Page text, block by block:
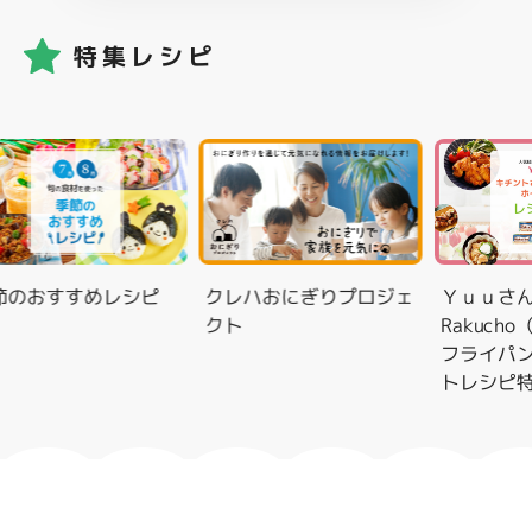
特集レシピ
すすめレシピ クレハおにぎりプロジェ
クト
Ｙｕｕさんと
Rakucho（
フライパン
トレシピ特集